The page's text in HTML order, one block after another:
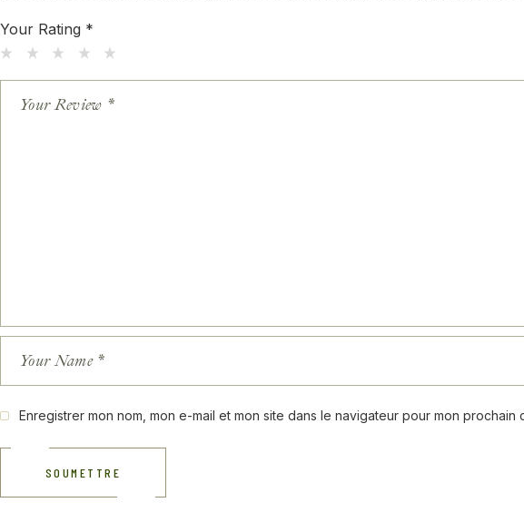
Your Rating *
Enregistrer mon nom, mon e-mail et mon site dans le navigateur pour mon prochain
SOUMETTRE